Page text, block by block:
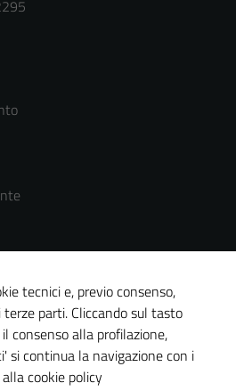
sito
tecnici e, previo consenso,
parti. Cliccando sul tasto
consenso alla profilazione,
si continua la navigazione con i
cookie policy
essere
Questi cookie
non raccolgono
informazioni
personali.